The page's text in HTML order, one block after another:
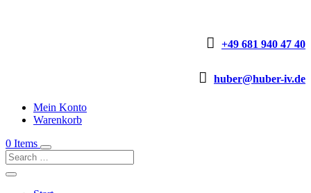
 +49 681 940 47 40
 huber@huber-iv.de
Mein Konto
Warenkorb
0 Items